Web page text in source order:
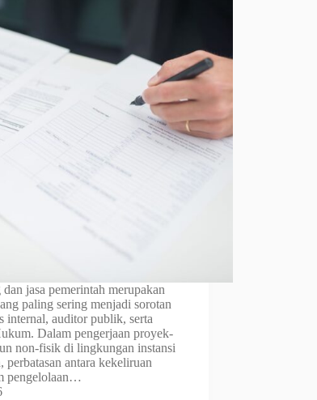
dan jasa pemerintah merupakan
paling sering menjadi sorotan
internal, auditor publik, serta
Dalam pengerjaan proyek-
non-fisik di lingkungan instansi
perbatasan antara kekeliruan
pengelolaan…